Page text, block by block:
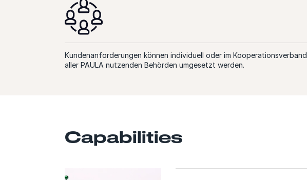
Kundenanforderungen können individuell oder im Kooperationsverband
aller PAULA nutzenden Behörden umgesetzt werden.
Capabilities